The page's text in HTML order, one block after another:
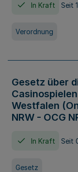
In Kraft Seit
Verordnung
Gesetz über
Westfalen
NRW - OCG
In Kraft Seit
Gesetz